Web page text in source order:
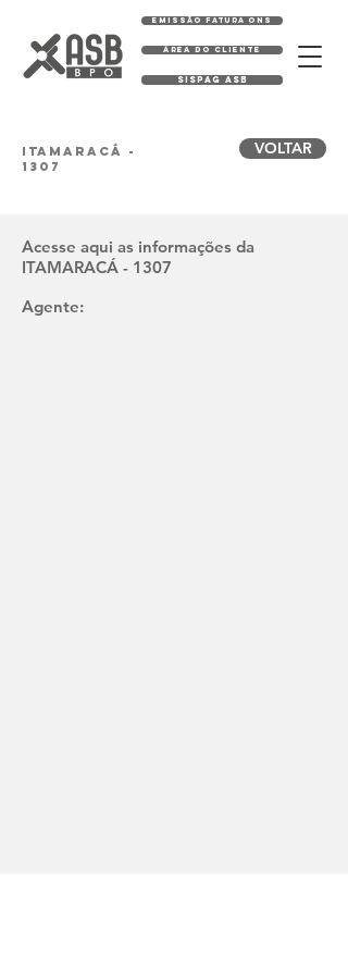
EMISSÃO FATURA ONS
ÁREA DO CLIENTE
SISPAG ASB
ITAMARACÁ -
1307
VOLTAR
Acesse aqui as informações da
ITAMARACÁ - 1307
Agente: